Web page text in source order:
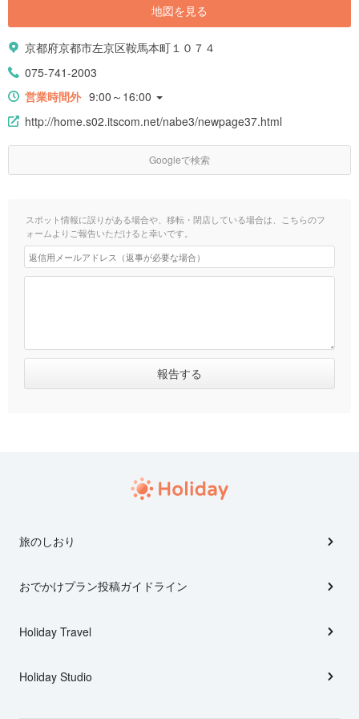
地図を見る
京都府京都市左京区鞍馬本町１０７４
075-741-2003
営業時間外 9:00～16:00
http://home.s02.itscom.net/nabe3/newpage37.html
Googleで検索
スポット情報に誤りがある場合や、移転・閉店している場合は、こちらのフ
ォームよりご報告いただけると幸いです。
旅のしおり
おでかけプラン投稿ガイドライン
Holiday Travel
Holiday Studio